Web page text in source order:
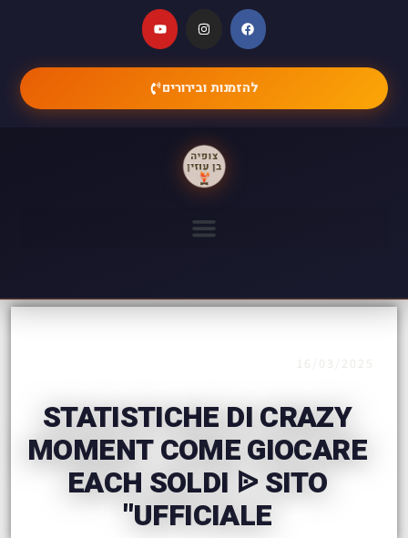
להזמנות ובירורים
16/03/2025
STATISTICHE DI CRAZY
MOMENT COME GIOCARE
EACH SOLDI ᐉ SITO
UFFICIALE"